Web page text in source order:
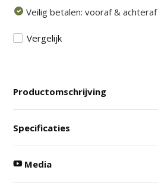
Veilig betalen: vooraf & achteraf
Vergelijk
Productomschrijving
Specificaties
Media